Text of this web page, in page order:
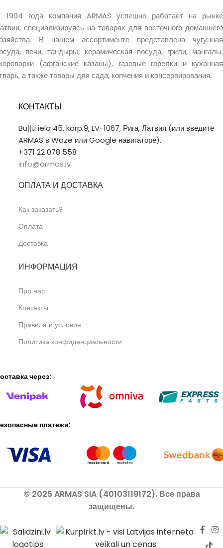
1994 года компания ARMAS успешно работает на рынке
специализируясь на товарах для восточного домашнего
В нашем ассортименте представлена чугунная
печи, тандыры, керамическая посуда, грили, мангалы,
(афганские казаны), газовые горелки и кухонная
а также товары для сада, копчения и консервирования.
КОНТАКТЫ
Buļļu iela 45, korp.9, LV-1067, Рига, Латвия (или введите
ARMAS в Waze или Google навигаторе).
+371 22 078 558
info@armas.lv
ОПЛАТА И ДОСТАВКА
Как заказать?
Оплата
Доставка
ИНФОРМАЦИЯ
Про нас
Контакты
Правила и условия
Политика конфиденциальности
через:
платежи:
© 2025 ARMAS SIA (40103119172). Все права
защищены.